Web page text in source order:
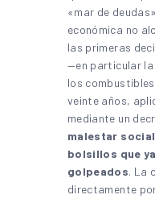
«mar de
económica no
las primeras
—en particular la
los
veinte años,
mediante un
malestar
bolsillos que
golpeados. La
directamente